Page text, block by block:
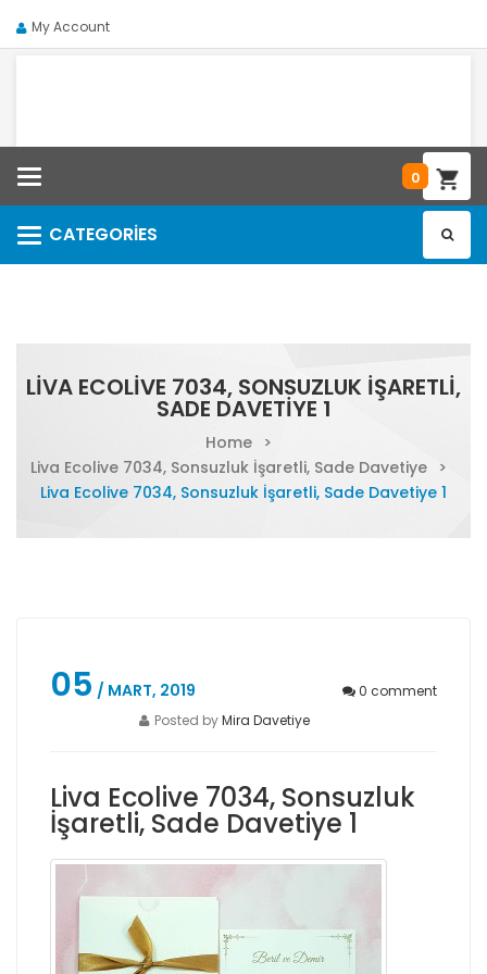
My Account
0
CATEGORIES
Categories
LIVA ECOLIVE 7034, SONSUZLUK İŞARETLI,
SADE DAVETIYE 1
Home
>
Liva Ecolive 7034, Sonsuzluk İşaretli, Sade Davetiye
>
Liva Ecolive 7034, Sonsuzluk İşaretli, Sade Davetiye 1
05 / MART, 2019 0 comment
Posted byMira Davetiye
Liva Ecolive 7034, Sonsuzluk
İşaretli, Sade Davetiye 1